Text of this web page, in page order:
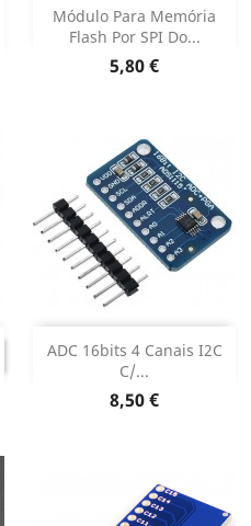
Módulo Para Memória
Flash Por SPI Do...
Preço
5,80 €
Adicionar 
Dados do produto
ADC 16bits 4 Canais I2C
C/...
Preço
8,50 €
Adicionar 
Dados do produto